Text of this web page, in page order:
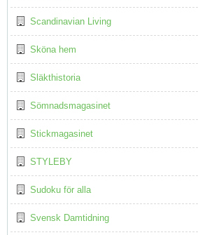
Scandinavian Living
Sköna hem
Släkthistoria
Sömnadsmagasinet
Stickmagasinet
STYLEBY
Sudoku för alla
Svensk Damtidning